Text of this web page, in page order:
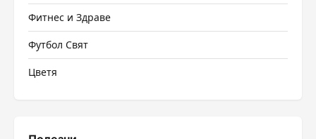
Фитнес и Здраве
Футбол Свят
Цветя